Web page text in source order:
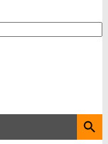
Search Button